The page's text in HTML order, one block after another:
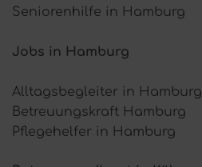
Seniorenhilfe in Hamburg
Jobs in Hamburg
Alltagsbegleiter in Hamburg
Betreuungskraft Hamburg
Pflegehelfer in Hamburg